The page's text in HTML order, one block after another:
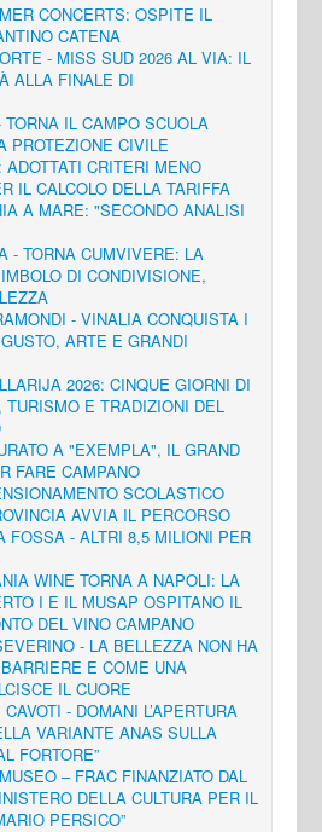
CONCERTS: OSPITE IL
CATENA
- MISS SUD 2026 AL VIA: IL
ALLA FINALE DI
TORNA IL CAMPO SCUOLA
PROTEZIONE CIVILE
CRITERI MENO
IL CALCOLO DELLA TARIFFA
A MARE: "SECONDO ANALISI
- TORNA CUMVIVERE: LA
DI CONDIVISIONE,
- VINALIA CONQUISTA I
ARTE E GRANDI
2026: CINQUE GIORNI DI
TURISMO E TRADIZIONI DEL
A "EXEMPLA", IL GRAND
FARE CAMPANO
SCOLASTICO
AVVIA IL PERCORSO
FOSSA - ALTRI 8,5 MILIONI PER
WINE TORNA A NAPOLI: LA
I E IL MUSAP OSPITANO IL
DEL VINO CAMPANO
- LA BELLEZZA NON HA
E COME UNA
IL CUORE
- DOMANI L’APERTURA
VARIANTE ANAS SULLA
FORTORE”
– FRAC FINANZIATO DAL
DELLA CULTURA PER IL
PERSICO”